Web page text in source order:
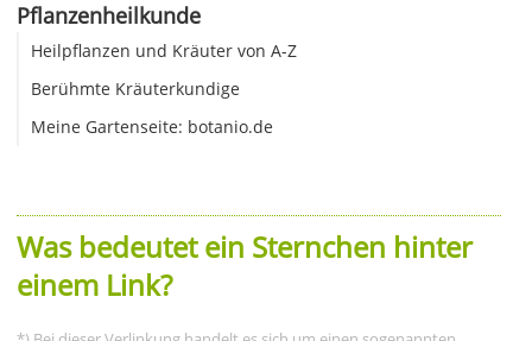
Pflanzenheilkunde
Heilpflanzen und Kräuter von A-Z
Berühmte Kräuterkundige
Meine Gartenseite: botanio.de
Was bedeutet ein Sternchen hinter
einem Link?